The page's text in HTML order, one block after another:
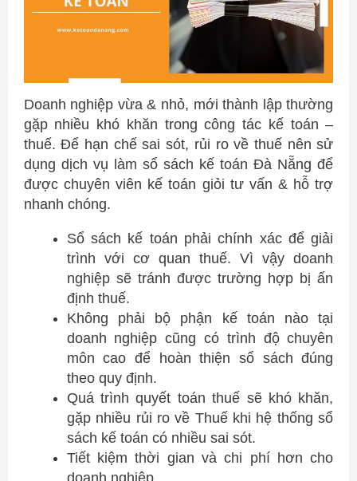
Doanh nghiệp vừa & nhỏ, mới thành lập thường
gặp nhiều khó khăn trong công tác kế toán –
thuế. Để hạn chế sai sót, rủi ro về thuế nên sử
dụng dịch vụ làm sổ sách kế toán Đà Nẵng để
được chuyên viên kế toán giỏi tư vấn & hỗ trợ
nhanh chóng.
Sổ sách kế toán phải chính xác để giải
trình với cơ quan thuế. Vì vậy doanh
nghiệp sẽ tránh được trường hợp bị ấn
định thuế.
Không phải bộ phận kế toán nào tại
doanh nghiệp cũng có trình độ chuyên
môn cao để hoàn thiện sổ sách đúng
theo quy định.
Quá trình quyết toán thuế sẽ khó khăn,
gặp nhiều rủi ro về Thuế khi hệ thống sổ
sách kế toán có nhiều sai sót.
Tiết kiệm thời gian và chi phí hơn cho